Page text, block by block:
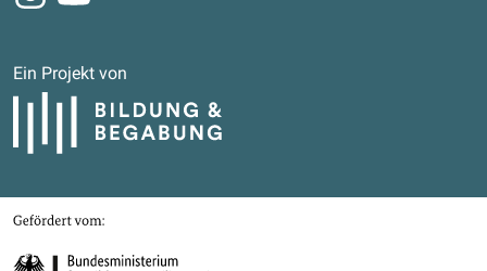
Ein Projekt von
Bildung und Begabung
Gefördert von
Bundesministerium für Bildung, Familie, Senioren, Frauen und Jugend